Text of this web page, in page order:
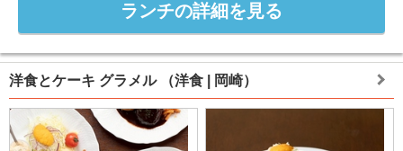
ランチの詳細を見る
洋食とケーキ グラメル （洋食 | 岡崎）